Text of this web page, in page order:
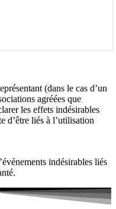
(dans le cas d’un
agréées que
les effets indésirables
d’être liés à l’utilisation
indésirables liés